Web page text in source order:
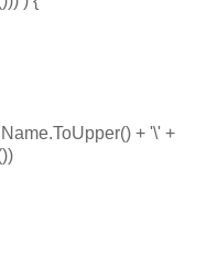
+ '\' +